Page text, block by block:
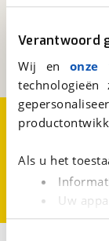
Verantwoord
Wij en onze
Als u het
Uw
Lees meer
3981 AJ
Een
BOVAG
Over viaBOVAG.nl
Cookievoorkeuren